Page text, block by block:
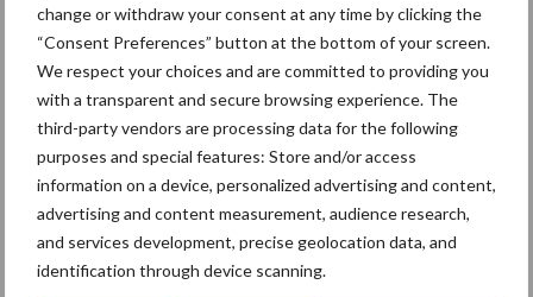
change or withdraw your consent at any time by clicking the
“Consent Preferences” button at the bottom of your screen.
We respect your choices and are committed to providing you
with a transparent and secure browsing experience. The
third-party vendors are processing data for the following
purposes and special features: Store and/or access
information on a device, personalized advertising and content,
advertising and content measurement, audience research,
and services development, precise geolocation data, and
identification through device scanning.
Beregening Bijproducten
Toon meer